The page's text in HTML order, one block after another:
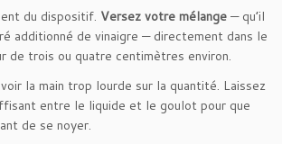
du dispositif. Versez votre mélange — qu’il
additionné de vinaigre — directement dans le
de trois ou quatre centimètres environ.
la main trop lourde sur la quantité. Laissez
entre le liquide et le goulot pour que
de se noyer.